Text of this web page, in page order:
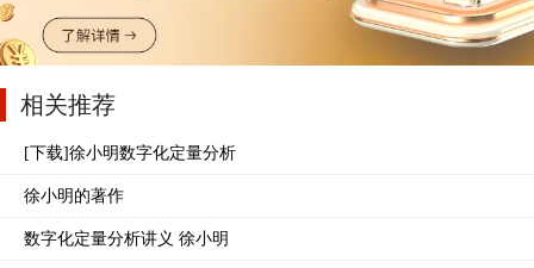
相关推荐
[下载]徐小明数字化定量分析
徐小明的著作
数字化定量分析讲义 徐小明